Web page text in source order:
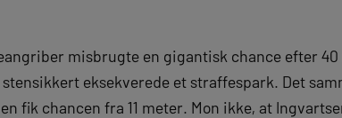
misbrugte en gigantisk chance efter
eksekverede et straffespark. Det
fik chancen fra 11 meter. Mon ikke, at